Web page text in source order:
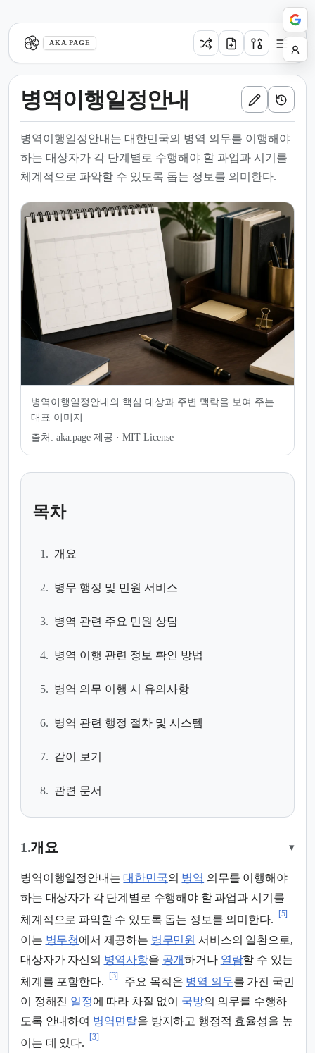
AKA.PAGE
병역이행일정안내
병역이행일정안내는 대한민국의 병역 의무를 이행해야
하는 대상자가 각 단계별로 수행해야 할 과업과 시기를
체계적으로 파악할 수 있도록 돕는 정보를 의미한다.
병역이행일정안내의 핵심 대상과 주변 맥락을 보여 주는
대표 이미지
출처: aka.page 제공 · MIT License
목차
1. 개요
2. 병무 행정 및 민원 서비스
3. 병역 관련 주요 민원 상담
4. 병역 이행 관련 정보 확인 방법
5. 병역 의무 이행 시 유의사항
6. 병역 관련 행정 절차 및 시스템
7. 같이 보기
8. 관련 문서
1.개요 ▾
병역이행일정안내는대한민국의 병역 의무를 이행해야
하는 대상자가 각 단계별로 수행해야 할 과업과 시기를
체계적으로 파악할 수 있도록 돕는 정보를 의미한다.
[5]
이는 병무청에서 제공하는 병무민원 서비스의 일환으로,
대상자가 자신의 병역사항을 공개하거나 열람할 수 있는
체계를 포함한다.
[3]
주요 목적은 병역 의무를 가진 국민
이 정해진 일정에 따라 차질 없이 국방의 의무를 수행하
도록 안내하여 병역면탈을 방지하고 행정적 효율성을 높
이는 데 있다.
[3]